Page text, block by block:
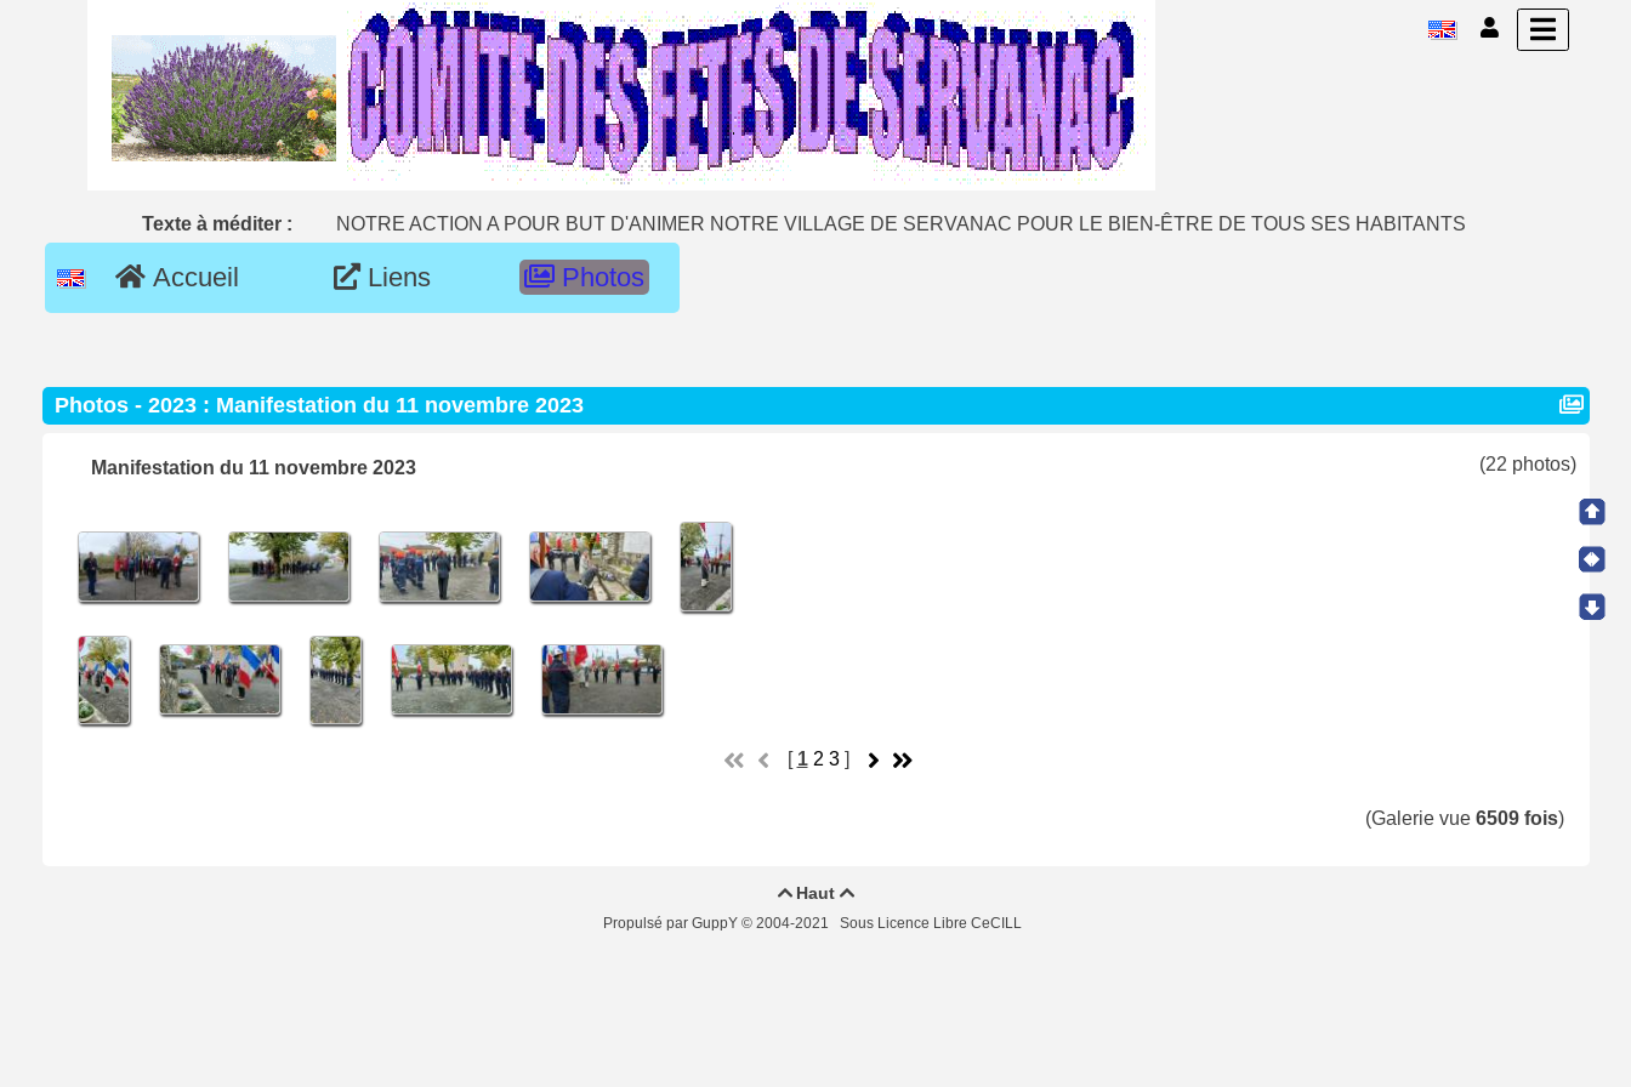
Texte à méditer : NOTRE ACTION A POUR BUT D'ANIMER NOTRE VILLAGE DE SERVANAC POUR LE BIEN-ÊTRE DE TOUS SES HABITANTS
Accueil Liens Photos
Photos - 2023 : Manifestation du 11 novembre 2023
Manifestation du 11 novembre 2023 (22 photos)
[ 1 2 3]
(Galerie vue 6509 fois)
Haut 
Propulsé par GuppY © 2004-2021 Sous Licence Libre CeCILL